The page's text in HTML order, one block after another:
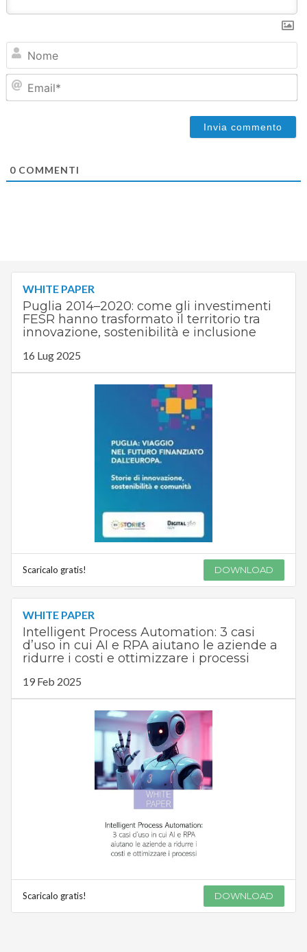
0COMMENTI
WHITE PAPER
Puglia 2014–2020: come gli investimenti
FESR hanno trasformato il territorio tra
innovazione, sostenibilità e inclusione
16 Lug 2025
Scaricalo gratis! DOWNLOAD
WHITE PAPER
Intelligent Process Automation: 3 casi
d’uso in cui AI e RPA aiutano le aziende a
ridurre i costi e ottimizzare i processi
19 Feb 2025
Scaricalo gratis! DOWNLOAD